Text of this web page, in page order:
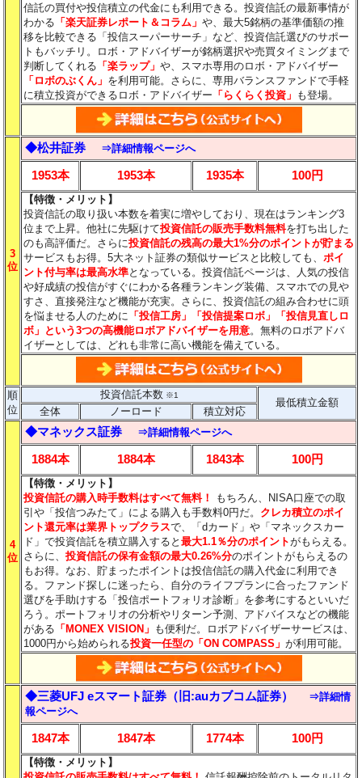
信託の買付や投信積立の代金にも利用できる。投資信託の最新事情が
わかる 「楽天証券レポート＆コラム」や、最大5銘柄の基準価額の推
移を比較できる 「投信スーパーサーチ」など、投資信託選びのサポー
トもバッチリ。ロボ・アドバイザーが銘柄選択や売買タイミングまで
判断してくれる 「楽ラップ」や、スマホ専用のロボ・アドバイザー
「ロボのぶくん」 を利用可能。さらに、専用バランスファンドで手軽
に積立投資ができるロボ・アドバイザー 「らくらく投資」 も登場。
3
位
◆松井証券 ⇒詳細情報ページへ
1953本 1953本 1935本 100円
【特徴・メリット】
投資信託の取り扱い本数を着実に増やしており、現在はランキング3
位まで上昇。他社に先駆けて投資信託の販売手数料無料を打ち出した
のも高評価だ。さらに投資信託の残高の最大1%分のポイントが貯まる
サービスもお得。5大ネット証券の類似サービスと比較しても、ポイ
ント付与率は最高水準となっている。投資信託ページは、人気の投信
や好成績の投信がすぐにわかる各種ランキング装備、スマホでの見や
すさ、直接発注など機能が充実。さらに、投資信託の組み合わせに頭
を悩ませる人のために 「投信工房」「投信提案ロボ」「投信見直しロ
ボ」という3つの高機能ロボアドバイザーを用意。無料のロボアドバ
イザーとしては、どれも非常に高い機能を備えている。
順
位
投資信託本数※1
最低積立金額
全体 ノーロード 積立対応
4
位
◆マネックス証券 ⇒詳細情報ページへ
1884本 1884本 1843本 100円
【特徴・メリット】
投資信託の購入時手数料はすべて無料！
もちろん、NISA口座での取
引や「投信つみたて」による購入も手数料0円だ。 クレカ積立のポイ
ント還元率は業界トップクラスで、「dカード」や「マネックスカー
ド」で投資信託を積立購入すると最大1.1％分のポイントがもらえる。
さらに、投資信託の保有金額の最大0.26%分のポイントがもらえるの
もお得。なお、貯まったポイントは投信信託の購入代金に利用でき
る。ファンド探しに迷ったら、自分のライフプランに合ったファンド
選びを手助けする「投信ポートフォリオ診断」を参考にするといいだ
ろう。ポートフォリオの分析やリターン予測、アドバイスなどの機能
がある 「MONEX VISION」 も便利だ。ロボアドバイザーサービスは、
1000円から始められる投資一任型の「ON COMPASS」が利用可能。
◆三菱UFJ eスマート証券（旧:auカブコム証券）
⇒詳細情
報ページへ
1847本 1847本 1774本 100円
【特徴・メリット】